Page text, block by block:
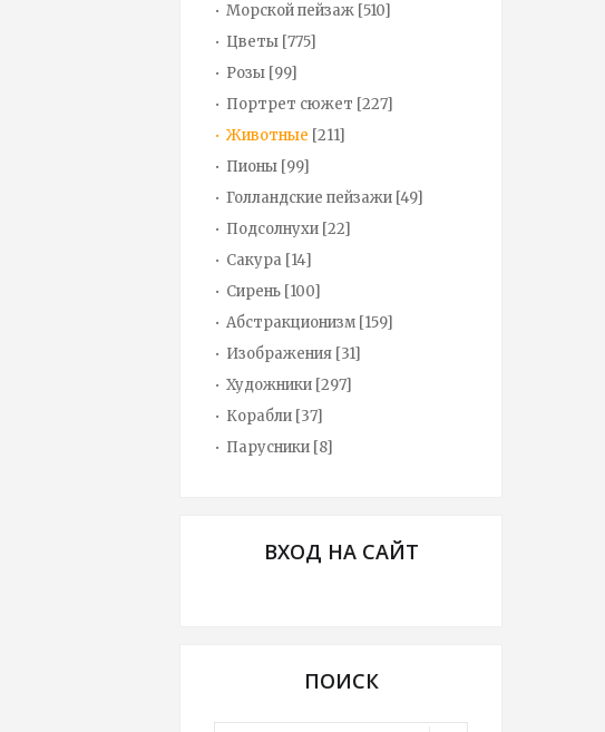
Морской пейзаж [510]
Цветы [775]
Розы [99]
Портрет сюжет [227]
Животные [211]
Пионы [99]
Голландские пейзажи [49]
Подсолнухи [22]
Сакура [14]
Сирень [100]
Абстракционизм [159]
Изображения [31]
Художники [297]
Корабли [37]
Парусники [8]
ВХОД НА САЙТ
ПОИСК